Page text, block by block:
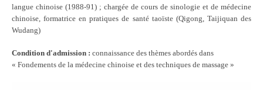
langue chinoise (1988-91) ; chargée de cours de sinologie et de médecine
chinoise, formatrice en pratiques de santé taoïste (Qigong, Taijiquan des
Wudang)
Condition d'admission : connaissance des thèmes abordés dans
« Fondements de la médecine chinoise et des techniques de massage »